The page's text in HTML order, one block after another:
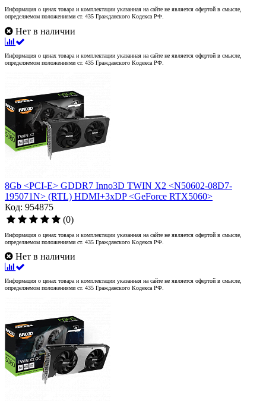
Информация о ценах товара и комплектации указанная на сайте не является офертой в смысле,
определяемом положениями ст. 435 Гражданского Кодекса РФ.
Нет в наличии
Информация о ценах товара и комплектации указанная на сайте не является офертой в смысле,
определяемом положениями ст. 435 Гражданского Кодекса РФ.
8Gb <PCI-E> GDDR7 Inno3D TWIN X2 <N50602-08D7-
195071N> (RTL) HDMI+3xDP <GeForce RTX5060>
Код: 954875
(0)
Информация о ценах товара и комплектации указанная на сайте не является офертой в смысле,
определяемом положениями ст. 435 Гражданского Кодекса РФ.
Нет в наличии
Информация о ценах товара и комплектации указанная на сайте не является офертой в смысле,
определяемом положениями ст. 435 Гражданского Кодекса РФ.